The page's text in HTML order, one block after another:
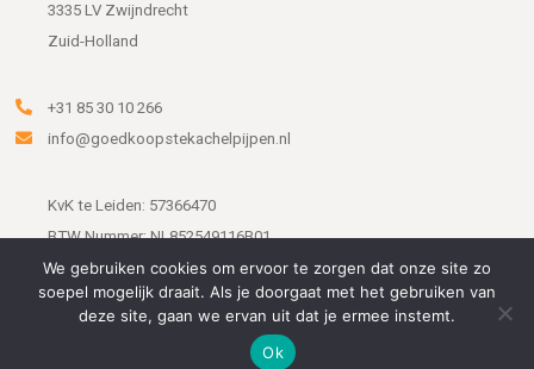
3335 LV Zwijndrecht
Zuid-Holland
+31 85 30 10 266
info@goedkoopstekachelpijpen.nl
KvK te Leiden: 57366470
BTW Nummer: NL852549116B01
We gebruiken cookies om ervoor te zorgen dat onze site zo
soepel mogelijk draait. Als je doorgaat met het gebruiken van
deze site, gaan we ervan uit dat je ermee instemt.
Ok